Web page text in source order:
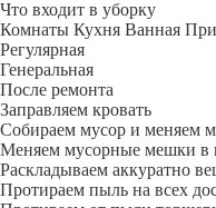
Что входит в уборку
Регу­лярная
Гене­ральная
После ремонта
Заправляем кровать
Собираем мусор и меняем
Меняем мусорные мешки в
Раскладываем аккуратно
Протираем пыль на всех